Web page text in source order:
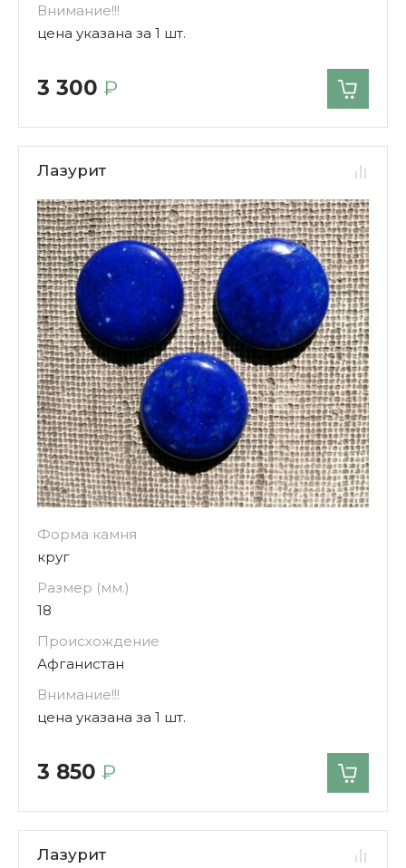
Внимание!!!
цена указана за 1 шт.
3 300 ₽
Лазурит
Форма камня
круг
Размер (мм.)
18
Происхождение
Афганистан
Внимание!!!
цена указана за 1 шт.
3 850 ₽
Лазурит